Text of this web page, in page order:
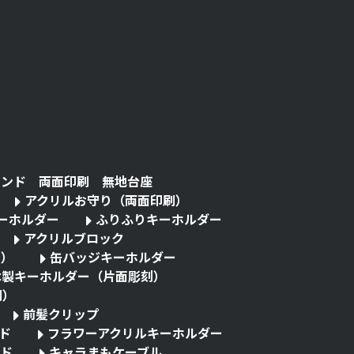
ンド 両面印刷 無地台座
アクリルお守り（両面印刷）
ホルダー
ふりふりキーホルダー
アクリルブロック
缶バッジキーホルダー
キーホルダー（片面彫刻）
前髪クリップ
フラワーアクリルキーホルダー